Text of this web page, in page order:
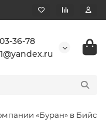
36-78
«Буран» в Бийске